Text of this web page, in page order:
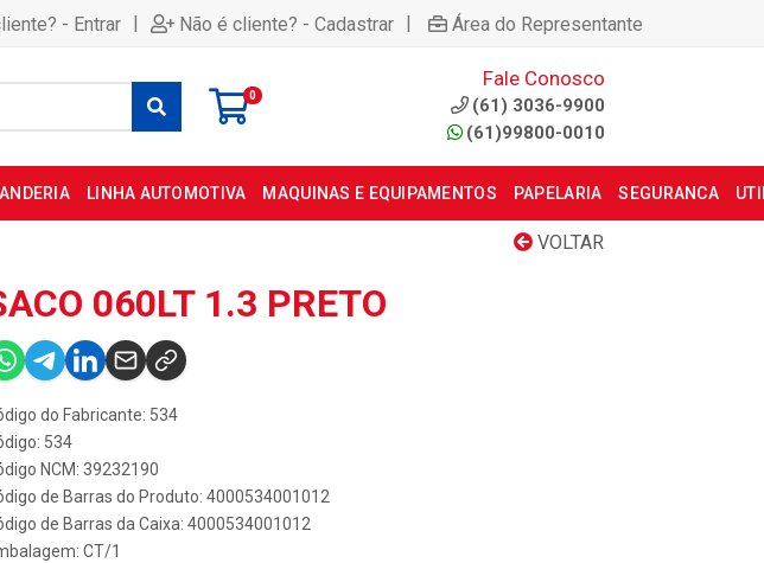
- Entrar | Não é cliente? - Cadastrar | Área do Representante
0
Fale Conosco
(61) 3036-9900
(61)99800-0010
LINHA AUTOMOTIVA MAQUINAS E EQUIPAMENTOS PAPELARIA SEGURANCA
VOLTAR
060LT 1.3 PRETO
do Fabricante: 534
534
NCM: 39232190
de Barras do Produto: 4000534001012
de Barras da Caixa: 4000534001012
CT/1